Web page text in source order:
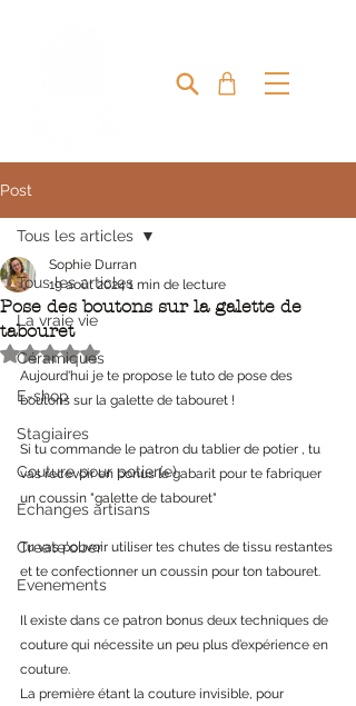
Post
Tous les articles
La vraie vie
Céramiques
E-shop
Stagiaires
Couture pour potier(e)
Echanges artisans
Create'ober
Evenements
Tous les articles
Pose des boutons sur la galette de
tabouret
Sophie Durran
19 août 20241 min de lecture
Noté NaN étoiles sur 5.
Aujourd'hui je te propose le tuto de pose des
boutons sur la galette de tabouret !
Si tu commande le patron du tablier de potier , tu
vas recevoir en bonus le gabarit pour te fabriquer
un coussin "galette de tabouret"
Tu vas pouvoir utiliser tes chutes de tissu restantes
et te confectionner un coussin pour ton tabouret.
Il existe dans ce patron bonus deux techniques de
couture qui nécessite un peu plus d’expérience en
couture.
La première étant la couture invisible, pour